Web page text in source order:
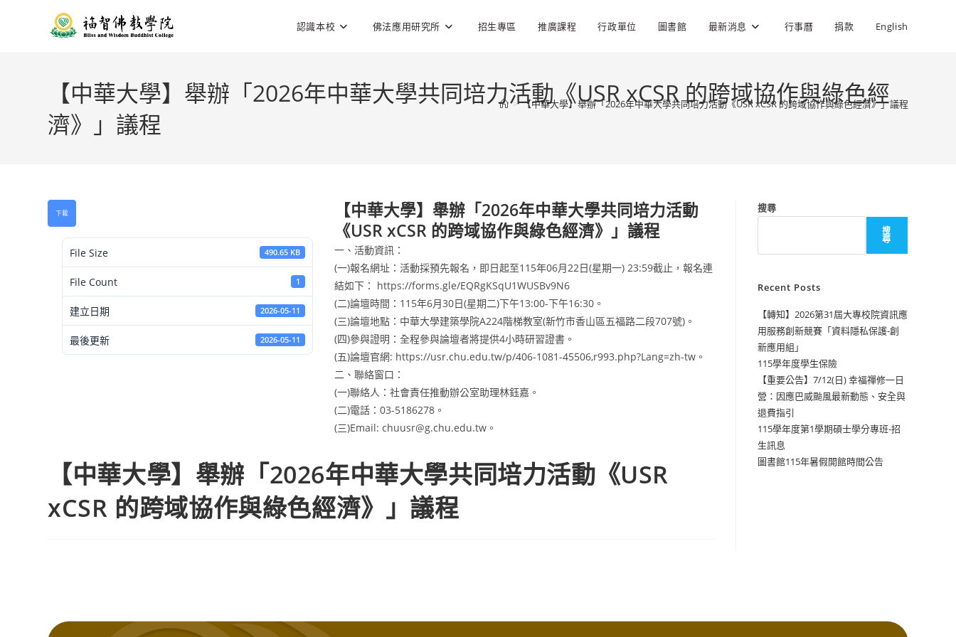
認識本校 佛法應用研究所 招生專區 推廣課程 行政單位 圖書館 最新消息 行事曆 捐款 English
【中華大學】舉辦「2026年中華大學共同培力活動《USR xCSR 的跨域協作與綠色經
濟》」議程
> 【中華大學】舉辦「2026年中華大學共同培力活動《USR xCSR 的跨域協作與綠色經濟》」議程
下載
File Size 490.65 KB
File Count 1
建立日期 2026-05-11
最後更新 2026-05-11
【中華大學】舉辦「2026年中華大學共同培力活動
《USR xCSR 的跨域協作與綠色經濟》」議程
一、活動資訊：
(一)報名網址：活動採預先報名，即日起至115年06月22日(星期一) 23:59截止，報名連
結如下： https://forms.gle/EQRgKSqU1WUSBv9N6
(二)論壇時間：115年6月30日(星期二)下午13:00-下午16:30。
(三)論壇地點：中華大學建築學院A224階梯教室(新竹市香山區五福路二段707號)。
(四)參與證明：全程參與論壇者將提供4小時研習證書。
(五)論壇官網: https://usr.chu.edu.tw/p/406-1081-45506,r993.php?Lang=zh-tw。
二、聯絡窗口：
(一)聯絡人：社會責任推動辦公室助理林鈺嘉。
(二)電話：03-5186278。
(三)Email: chuusr@g.chu.edu.tw。
【中華大學】舉辦「2026年中華大學共同培力活動《USR
xCSR 的跨域協作與綠色經濟》」議程
搜尋
搜
尋
Recent Posts
【轉知】2026第31屆大專校院資訊應
用服務創新競賽「資料隱私保護-創
新應用組」
115學年度學生保險
【重要公告】7/12(日) 幸福禪修一日
營：因應巴威颱風最新動態、安全與
退費指引
115學年度第1學期碩士學分專班-招
生訊息
圖書館115年暑假開館時間公告